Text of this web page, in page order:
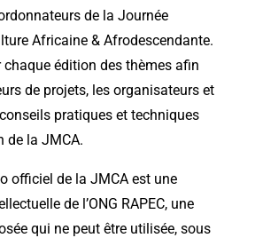
de la Journée
Africaine & Afrodescendante.
édition des thèmes afin
de projets, les organisateurs et
pratiques et techniques
de la JMCA.
officiel de la JMCA est une
de l’ONG RAPEC, une
qui ne peut être utilisée, sous